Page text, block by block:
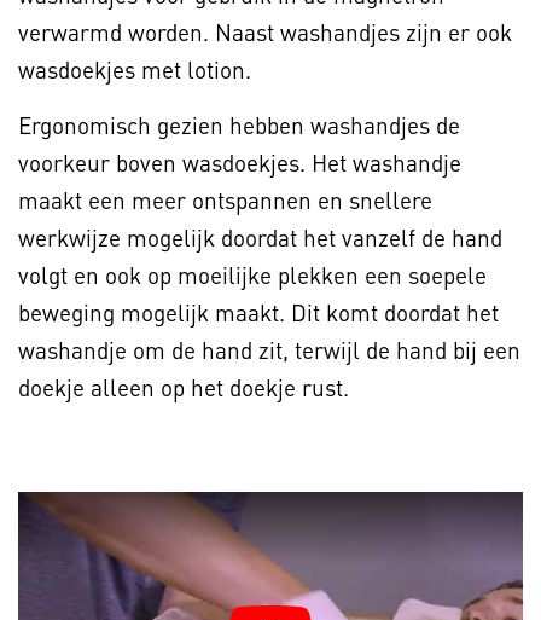
verwarmd worden. Naast washandjes zijn er ook
wasdoekjes met lotion.
Ergonomisch gezien hebben washandjes de
voorkeur boven wasdoekjes. Het washandje
maakt een meer ontspannen en snellere
werkwijze mogelijk doordat het vanzelf de hand
volgt en ook op moeilijke plekken een soepele
beweging mogelijk maakt. Dit komt doordat het
washandje om de hand zit, terwijl de hand bij een
doekje alleen op het doekje rust.